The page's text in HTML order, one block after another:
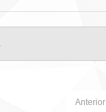
Anterior